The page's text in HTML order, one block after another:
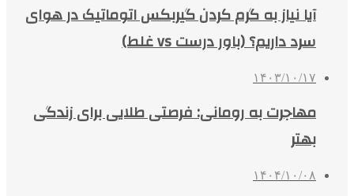
آیا نیاز به گرم کردن گیربکس اتوماتیک در هوای
سرد داریم؟ (باور درست vs غلط)
۱۴۰۳/۱۰/۱۷
مهاجرت به رومانی: فرصتی طلایی برای زندگی
بهتر
۱۴۰۴/۱۰/۰۸